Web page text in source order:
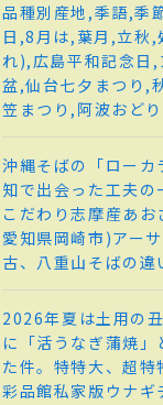
品種別産地,季語,季
日,8月は,葉月,立秋
れ),広島平和記念日
盆,仙台七夕まつり,
笠まつり,阿波おど
沖縄そばの「ローカ
知で出会った工夫の
こだわり志摩産あ
愛知県岡崎市)アー
古、八重山そばの違
2026年夏は土用の
に「活うなぎ蒲焼
た件。特特大、超
彩品館私家版ウナギ